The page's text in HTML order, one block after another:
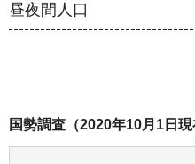
昼夜間人口
国勢調査（2020年10月1日現